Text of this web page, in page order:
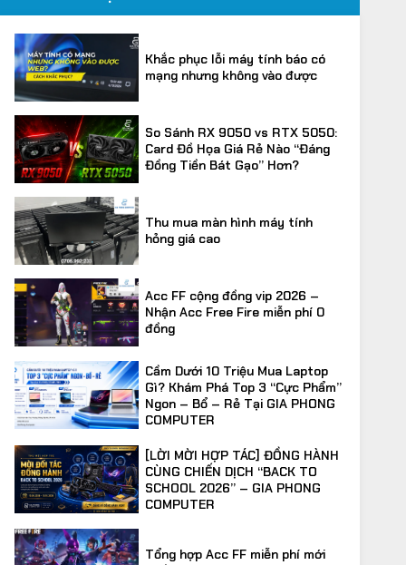
màn hình MSI RTX 3060
2X OC 12 GB
bán 0 sản phẩm
VND
7.290.000VND
New
hạng
0
5
sao
10.235.000VND
Giá
gốc
là:
10.235.000VND.
8.190.000VND
Giá
hiện
tại
là:
8.190.000VND.
Khắc phục lỗi máy tính báo có
mạng nhưng không vào được
So Sánh RX 9050 vs RTX 5050:
Card Đồ Họa Giá Rẻ Nào “Đáng
Đồng Tiền Bát Gạo” Hơn?
Thu mua màn hình máy tính
hỏng giá cao
Acc FF cộng đồng vip 2026 –
Nhận Acc Free Fire miễn phí 0
đồng
Cầm Dưới 10 Triệu Mua Laptop
Gì? Khám Phá Top 3 “Cực Phẩm”
Ngon – Bổ – Rẻ Tại GIA PHONG
COMPUTER
[LỜI MỜI HỢP TÁC] ĐỒNG HÀNH
CÙNG CHIẾN DỊCH “BACK TO
SCHOOL 2026” – GIA PHONG
COMPUTER
Tổng hợp Acc FF miễn phí mới